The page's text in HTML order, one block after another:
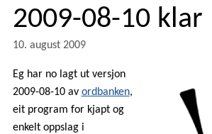
2009-08-10 klar
10. august 2009
Eg har no lagt ut versjon
2009-08-10 av ordbanken,
eit program for kjapt og
enkelt oppslag i